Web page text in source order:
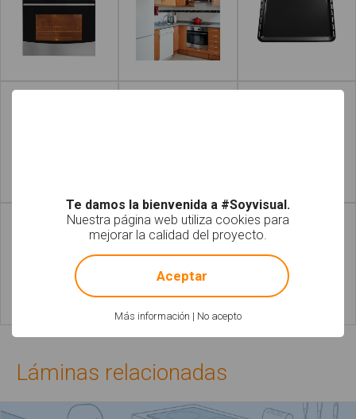
Leer más Leer más
Leer más Leer más
Láminas relacionadas
Te damos la bienvenida a #Soyvisual.
Nuestra página web utiliza cookies para
mejorar la calidad del proyecto.
Más información | No acepto
! Not valid!
Aceptar